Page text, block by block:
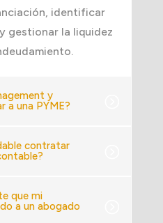
identificar
gestionar la liquidez
y
a una PYME?
contratar
que mi
a un abogado